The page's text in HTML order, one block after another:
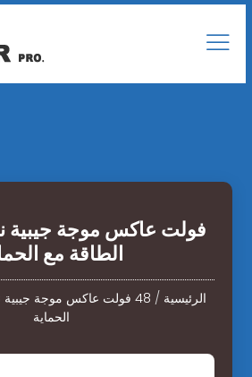
الطاقة مع
الرئيسية /
48 فولت عاكس موجة جيبية
الحماية